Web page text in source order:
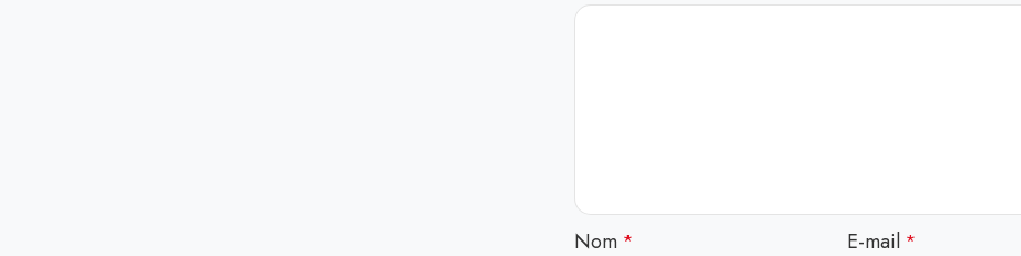
Nom * E-mail *